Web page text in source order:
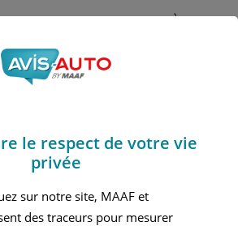
Rechercher À propos
un devis d'assurance auto MAAF
SUV le respect de votre vie
privée
sur notre site, MAAF et
des traceurs pour mesurer